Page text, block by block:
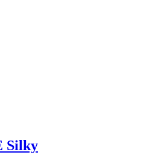
Silky